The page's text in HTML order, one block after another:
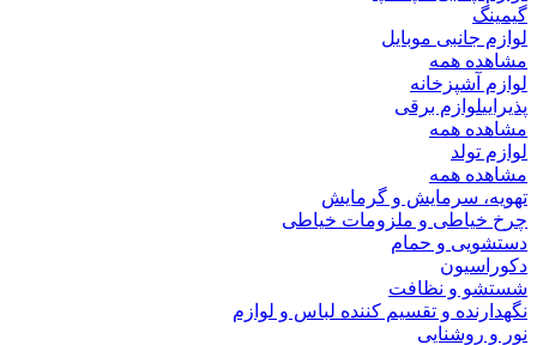
گیمینگ
لوازم جانبی موبایل
مشاهده همه
لوازم آشپزخانه
پذیراییلوازم برقی
مشاهده همه
لوازم تولد
مشاهده همه
تهویه، سرمایش و گرمایش
چرخ خیاطی و ملزومات خیاطی
دستشویی و حمام
دکوراسیون
شستشو و نظافت
نگهدارنده و تقسیم کننده لباس و لوازم
نور و روشنایی